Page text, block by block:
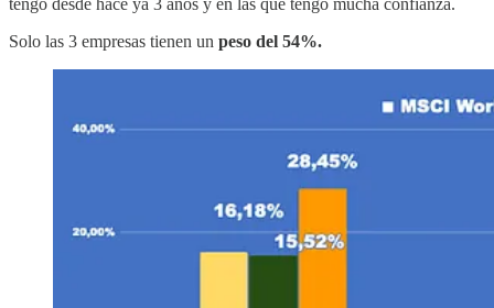
tengo desde hace ya 3 años y en las que tengo mucha confianza.
Solo las 3 empresas tienen un peso del 54%.